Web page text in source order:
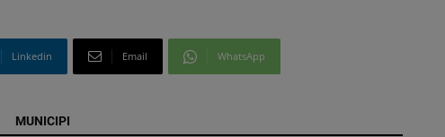
Linkedin Email WhatsApp
MUNICIPI